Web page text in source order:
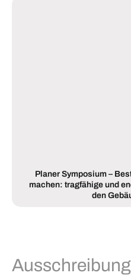
Planer Symposium –
machen: tragfähige und
den